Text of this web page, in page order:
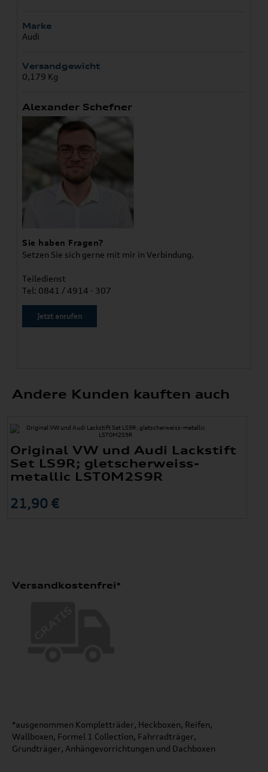
Marke
Audi
Versandgewicht
0,179 Kg
Alexander Schefner
Sie haben Fragen?
Setzen Sie sich gerne mit mir in Verbindung.
Teiledienst
Tel: 0841 / 4914 - 307
Jetzt anrufen
Andere Kunden kauften auch
Original VW und Audi Lackstift
Set LS9R; gletscherweiss-
metallic LST0M2S9R
21,90 €
Versandkostenfrei*
*ausgenommen Kompletträder, Heckboxen, Reifen,
Wallboxen, Formel 1 Collection, Fahrradträger,
Grundträger, Anhängevorrichtungen und Dachboxen